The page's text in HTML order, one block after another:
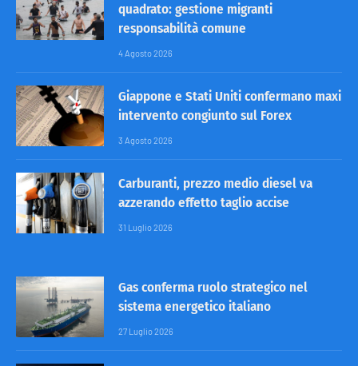
quadrato: gestione migranti
responsabilità comune
4 Agosto 2026
Giappone e Stati Uniti confermano maxi
intervento congiunto sul Forex
3 Agosto 2026
Carburanti, prezzo medio diesel va
azzerando effetto taglio accise
31 Luglio 2026
Gas conferma ruolo strategico nel
sistema energetico italiano
27 Luglio 2026